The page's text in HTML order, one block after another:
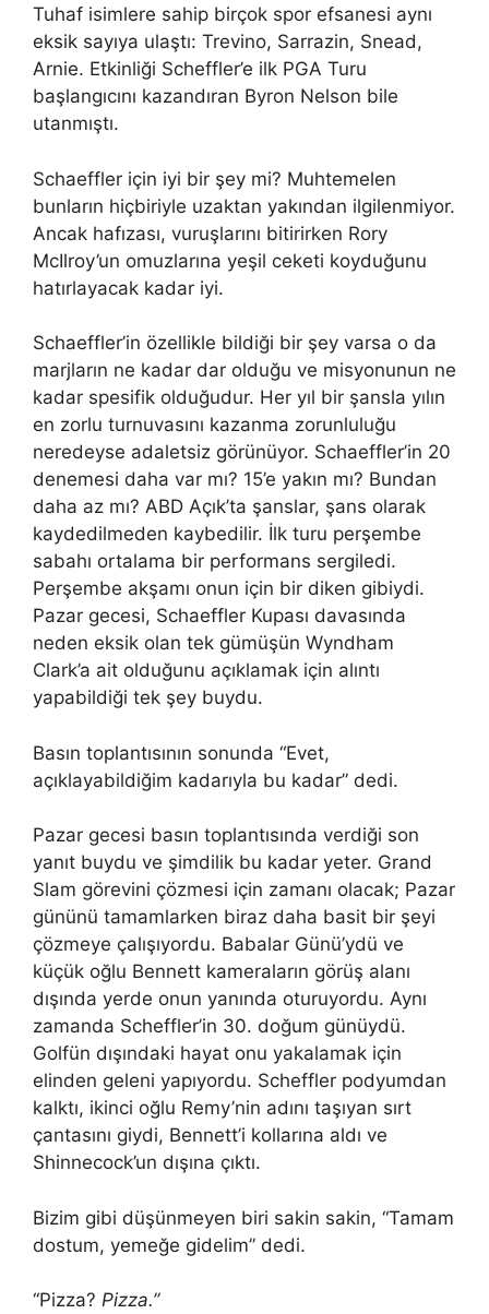
Tuhaf isimlere sahip birçok spor efsanesi aynı
eksik sayıya ulaştı: Trevino, Sarrazin, Snead,
Arnie. Etkinliği Scheffler’e ilk PGA Turu
başlangıcını kazandıran Byron Nelson bile
utanmıştı.
Schaeffler için iyi bir şey mi? Muhtemelen
bunların hiçbiriyle uzaktan yakından ilgilenmiyor.
Ancak hafızası, vuruşlarını bitirirken Rory
McIlroy’un omuzlarına yeşil ceketi koyduğunu
hatırlayacak kadar iyi.
Schaeffler’in özellikle bildiği bir şey varsa o da
marjların ne kadar dar olduğu ve misyonunun ne
kadar spesifik olduğudur. Her yıl bir şansla yılın
en zorlu turnuvasını kazanma zorunluluğu
neredeyse adaletsiz görünüyor. Schaeffler’in 20
denemesi daha var mı? 15’e yakın mı? Bundan
daha az mı? ABD Açık’ta şanslar, şans olarak
kaydedilmeden kaybedilir. İlk turu perşembe
sabahı ortalama bir performans sergiledi.
Perşembe akşamı onun için bir diken gibiydi.
Pazar gecesi, Schaeffler Kupası davasında
neden eksik olan tek gümüşün Wyndham
Clark’a ait olduğunu açıklamak için alıntı
yapabildiği tek şey buydu.
Basın toplantısının sonunda “Evet,
açıklayabildiğim kadarıyla bu kadar” dedi.
Pazar gecesi basın toplantısında verdiği son
yanıt buydu ve şimdilik bu kadar yeter. Grand
Slam görevini çözmesi için zamanı olacak; Pazar
gününü tamamlarken biraz daha basit bir şeyi
çözmeye çalışıyordu. Babalar Günü’ydü ve
küçük oğlu Bennett kameraların görüş alanı
dışında yerde onun yanında oturuyordu. Aynı
zamanda Scheffler’in 30. doğum günüydü.
Golfün dışındaki hayat onu yakalamak için
elinden geleni yapıyordu. Scheffler podyumdan
kalktı, ikinci oğlu Remy’nin adını taşıyan sırt
çantasını giydi, Bennett’i kollarına aldı ve
Shinnecock’un dışına çıktı.
Bizim gibi düşünmeyen biri sakin sakin, “Tamam
dostum, yemeğe gidelim” dedi.
“Pizza? Pizza.”